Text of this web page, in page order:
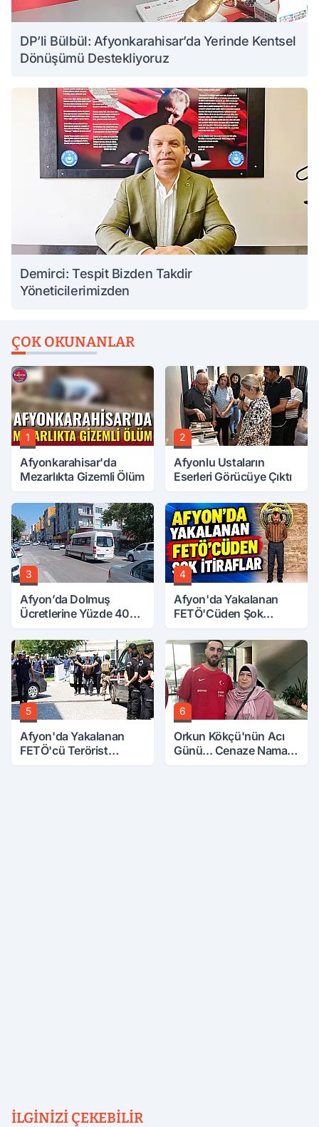
DP’li Bülbül: Afyonkarahisar’da Yerinde Kentsel
Dönüşümü Destekliyoruz
Demirci: Tespit Bizden Takdir
Yöneticilerimizden
ÇOK OKUNANLAR
1
Afyonkarahisar'da
Mezarlıkta Gizemli Ölüm
2
Afyonlu Ustaların
Eserleri Görücüye Çıktı
3
Afyon’da Dolmuş
Ücretlerine Yüzde 40
4
Afyon'da Yakalanan
FETÖ'Cüden Şok
5
Afyon'da Yakalanan
FETÖ'cü Terörist
6
Orkun Kökçü'nün Acı
Günü... Cenaze Namazı
İLGINIZI ÇEKEBILIR